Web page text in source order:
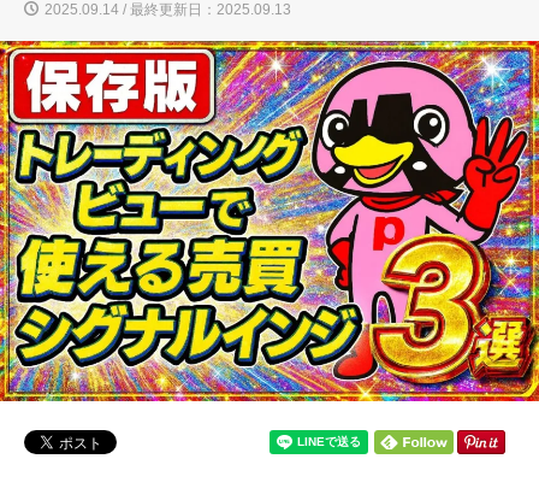
2025.09.14 / 最終更新日：2025.09.13